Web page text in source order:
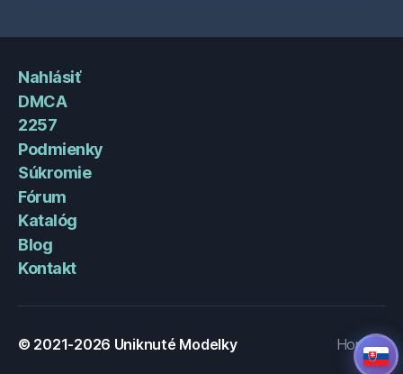
Nahlásiť
DMCA
2257
Podmienky
Súkromie
Fórum
Katalóg
Blog
Kontakt
© 2021-2026 Uniknuté Modelky Hore↑